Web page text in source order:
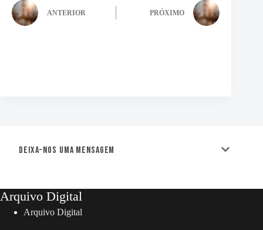
ANTERIOR PRÓXIMO
Deixa-nos uma mensagem
Arquivo Digital
Arquivo Digital